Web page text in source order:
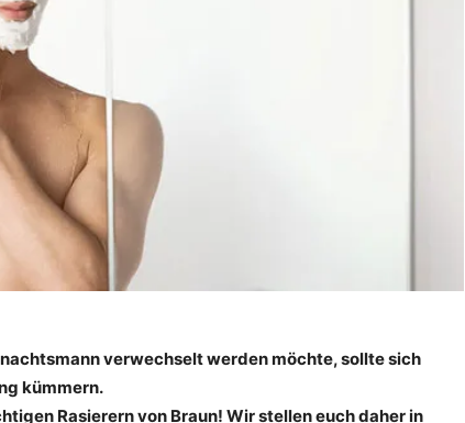
verwechselt werden möchte, sollte sich
kümmern.
Rasierern von Braun! Wir stellen euch daher in